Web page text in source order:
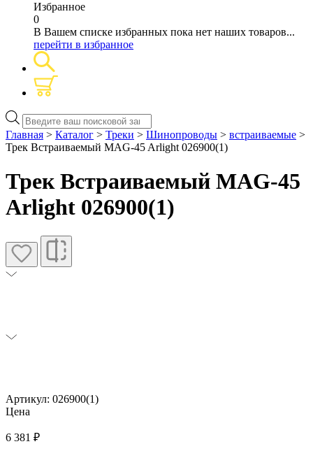
Избранное
0
В Вашем списке избранных пока нет наших товаров...
перейти в избранное
Поиск
товаров
Главная > Каталог > Треки > Шинопроводы > встраиваемые >
Трек Встраиваемый MAG-45 Arlight 026900(1)
Трек Встраиваемый MAG-45
Arlight 026900(1)
Артикул: 026900(1)
Цена
6 381 ₽